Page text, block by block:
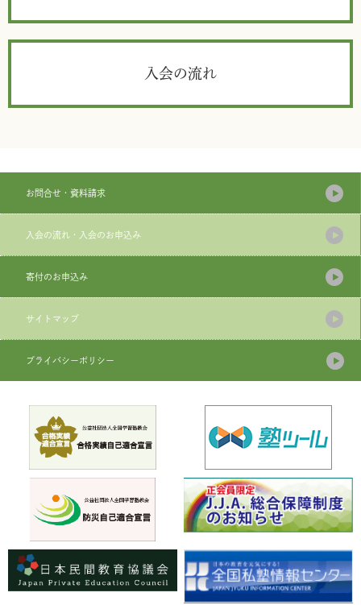
入会の流れ
お問合せ・資料請求
入会の流れ・入会のお申込み
寄付のお申込み
サイトマップ
プライバシーポリシー